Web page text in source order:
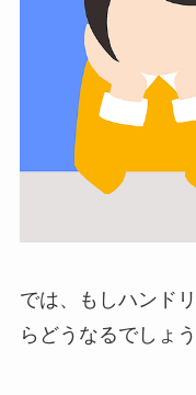
では、もしハンド
らどうなるでしょう